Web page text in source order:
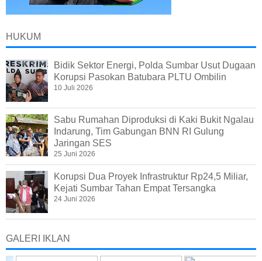
HUKUM
Bidik Sektor Energi, Polda Sumbar Usut Dugaan
Korupsi Pasokan Batubara PLTU Ombilin
10 Juli 2026
Sabu Rumahan Diproduksi di Kaki Bukit Ngalau
Indarung, Tim Gabungan BNN RI Gulung
Jaringan SES
25 Juni 2026
Korupsi Dua Proyek Infrastruktur Rp24,5 Miliar,
Kejati Sumbar Tahan Empat Tersangka
24 Juni 2026
GALERI IKLAN